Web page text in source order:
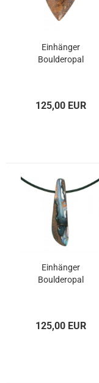
Einhänger
Boulderopal
125,00 EUR
Einhänger
Boulderopal
125,00 EUR